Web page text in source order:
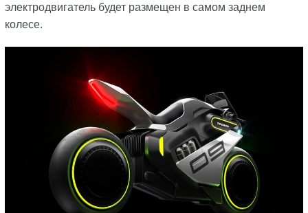
электродвигатель будет размещен в самом заднем
колесе.